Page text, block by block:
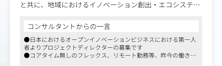
、地域におけるイノベーション創出・エコシステム
内容詳細】
体・行政との関係構築。
提案：仕様書作成や、課題に対して最適なソリュー
を考え、資料を作成します。
サルタントからの一言
におけるオープンイノベーションビジネスにおける第一人
りプロジェクトディレクターの募集です
タイム無しのフレックス、リモート勤務等、昨今の働き方
と共